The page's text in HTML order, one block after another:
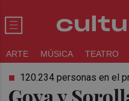
ARTE MÚSICA TEATRO
120.234 personas en el